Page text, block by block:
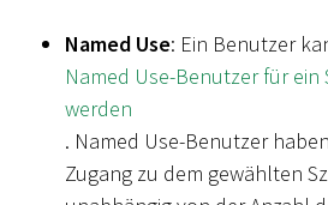
Named Use: Ein Benutzer
Named Use-Benutzer für ein
werden
. Named Use-Benutzer
Zugang zu dem gewählten